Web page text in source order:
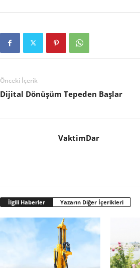
Önceki İçerik
Dijital Dönüşüm Tepeden Başlar
VaktimDar
İlgili Haberler Yazarın Diğer İçerikleri